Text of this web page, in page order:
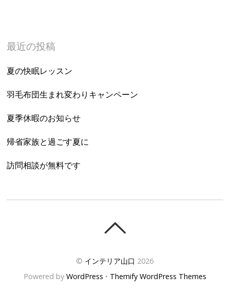
最近の投稿
夏の快眠レッスン
羽毛布団生まれ変わりキャンペーン
夏季休暇のお知らせ
帰省家族と過ごす夏に
訪問相談が無料です
© インテリア山口 2026
Powered by WordPress • Themify WordPress Themes